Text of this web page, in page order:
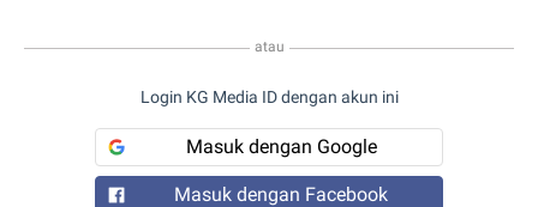
atau
Login KG Media ID dengan akun ini
Masuk dengan Google
Masuk dengan Facebook